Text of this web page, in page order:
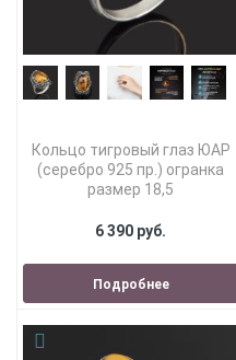
Кольцо тигровый глаз ЮАР
(серебро 925 пр.) огранка
размер 18,5
6 390 руб.
Подробнее